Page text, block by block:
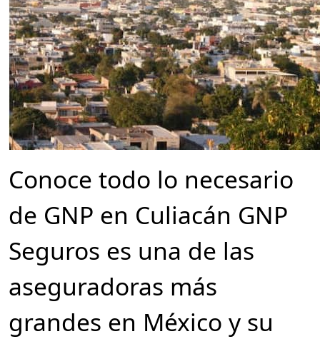
Conoce todo lo necesario
de GNP en Culiacán GNP
Seguros es una de las
aseguradoras más
grandes en México y su